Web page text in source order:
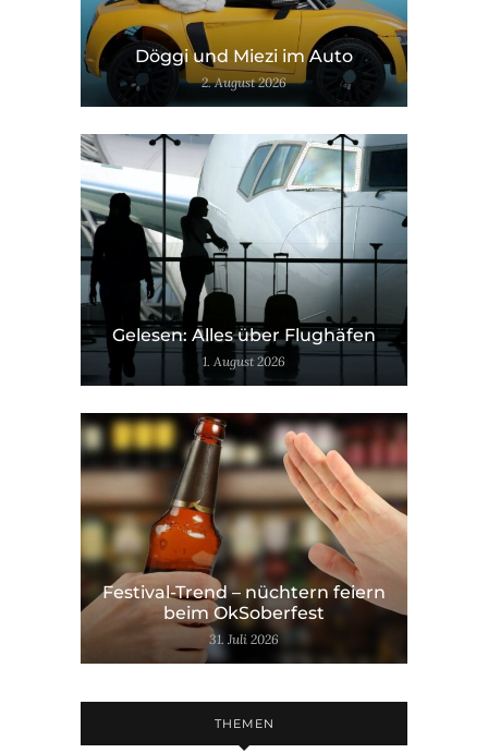
Döggi und Miezi im Auto
2. August 2026
Gelesen: Alles über Flughäfen
1. August 2026
Festival-Trend – nüchtern feiern
beim OkSoberfest
31. Juli 2026
THEMEN